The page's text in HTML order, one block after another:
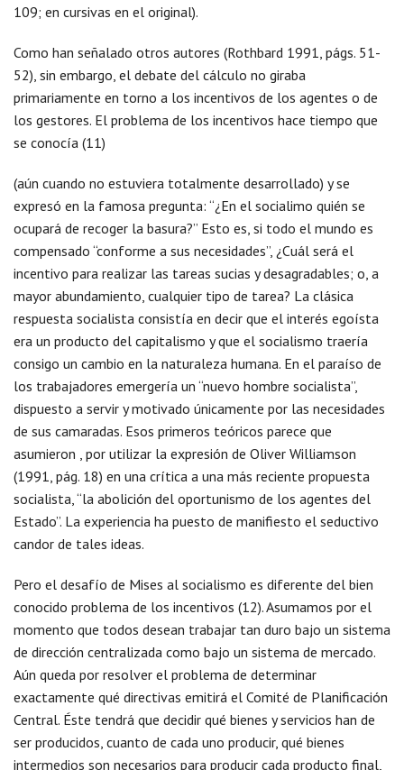
109; en cursivas en el original).
Como han señalado otros autores (Rothbard 1991, págs. 51-
52), sin embargo, el debate del cálculo no giraba
primariamente en torno a los incentivos de los agentes o de
los gestores. El problema de los incentivos hace tiempo que
se conocía (11)
(aún cuando no estuviera totalmente desarrollado) y se
expresó en la famosa pregunta: “¿En el socialimo quién se
ocupará de recoger la basura?” Esto es, si todo el mundo es
compensado “conforme a sus necesidades”, ¿Cuál será el
incentivo para realizar las tareas sucias y desagradables; o, a
mayor abundamiento, cualquier tipo de tarea? La clásica
respuesta socialista consistía en decir que el interés egoísta
era un producto del capitalismo y que el socialismo traería
consigo un cambio en la naturaleza humana. En el paraíso de
los trabajadores emergería un “nuevo hombre socialista”,
dispuesto a servir y motivado únicamente por las necesidades
de sus camaradas. Esos primeros teóricos parece que
asumieron , por utilizar la expresión de Oliver Williamson
(1991, pág. 18) en una crítica a una más reciente propuesta
socialista, “la abolición del oportunismo de los agentes del
Estado”. La experiencia ha puesto de manifiesto el seductivo
candor de tales ideas.
Pero el desafío de Mises al socialismo es diferente del bien
conocido problema de los incentivos (12). Asumamos por el
momento que todos desean trabajar tan duro bajo un sistema
de dirección centralizada como bajo un sistema de mercado.
Aún queda por resolver el problema de determinar
exactamente qué directivas emitirá el Comité de Planificación
Central. Éste tendrá que decidir qué bienes y servicios han de
ser producidos, cuanto de cada uno producir, qué bienes
intermedios son necesarios para producir cada producto final,